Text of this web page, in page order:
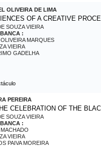
OLIVEIRA DE LIMA
OF A CREATIVE
SOUZA VIEIRA
:
MARQUES
VIEIRA
GADELHA
PEREIRA
CELEBRATION OF THE
SOUZA VIEIRA
:
VIEIRA
PAIVA MOREIRA